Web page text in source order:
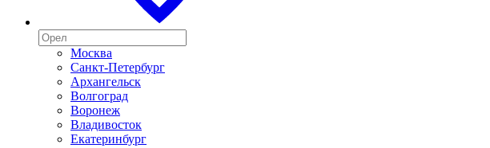
Москва
Санкт-Петербург
Архангельск
Волгоград
Воронеж
Владивосток
Екатеринбург